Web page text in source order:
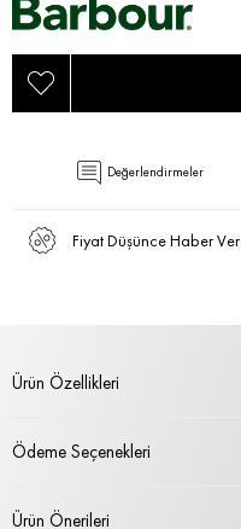
Değerlendirmeler
Fiyat Düşünce Haber Ver
Ürün Özellikleri
Ödeme Seçenekleri
Ürün Önerileri